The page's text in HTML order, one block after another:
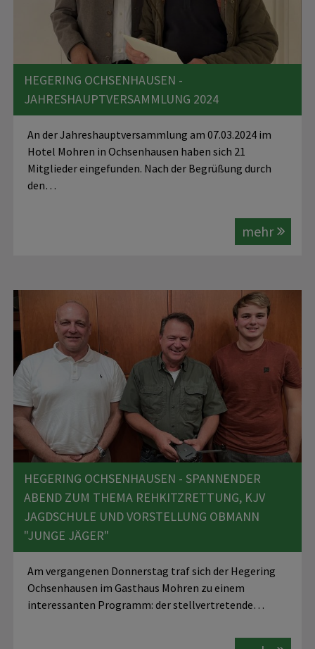
HEGERING OCHSENHAUSEN -
JAHRESHAUPTVERSAMMLUNG 2024
An der Jahreshauptversammlung am 07.03.2024 im
Hotel Mohren in Ochsenhausen haben sich 21
Mitglieder eingefunden. Nach der Begrüßung durch
den…
mehr
HEGERING OCHSENHAUSEN - SPANNENDER
ABEND ZUM THEMA REHKITZRETTUNG, KJV
JAGDSCHULE UND VORSTELLUNG OBMANN
"JUNGE JÄGER"
Am vergangenen Donnerstag traf sich der Hegering
Ochsenhausen im Gasthaus Mohren zu einem
interessanten Programm: der stellvertretende…